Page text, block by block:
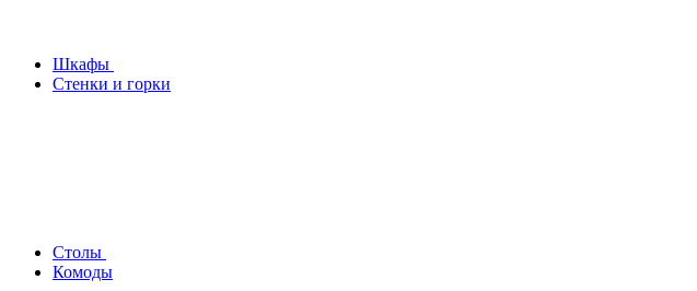
Шкафы
Стенки и горки
Столы
Комоды